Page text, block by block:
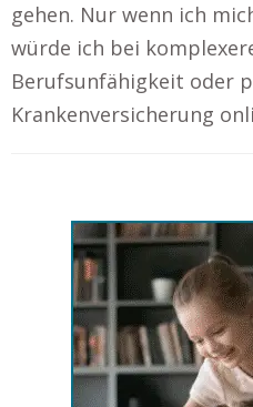
gehen. Nur wenn ich
würde ich bei
Berufsunfähigkeit oder
Krankenversicherung